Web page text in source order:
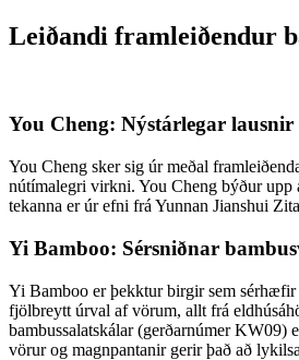
Leiðandi framleiðendur
You Cheng: Nýstárlegar
You Cheng sker sig úr meðal
nútímalegri virkni. You Cheng býður
tekanna er úr efni frá Yunnan Jianshui
Yi Bamboo: Sérsniðnar
Yi Bamboo er þekktur birgir sem
fjölbreytt úrval af vörum, allt frá
bambussalatskálar (gerðarnúmer
vörur og magnpantanir gerir það að